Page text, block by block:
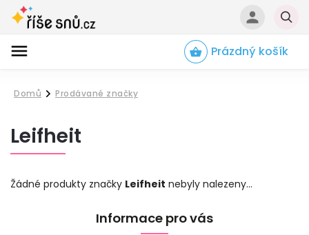
Prázdný košík
Domů
/
Prodávané značky
Leifheit
Žádné produkty značky Leifheit nebyly nalezeny...
Informace pro vás